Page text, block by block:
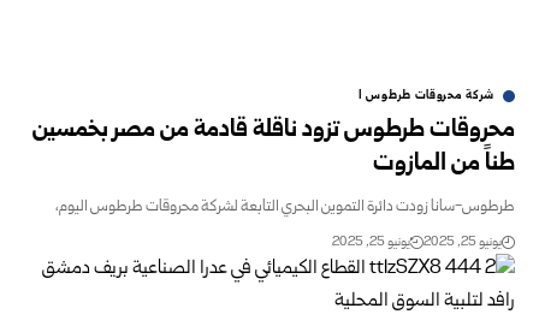
شركة محروقات طرطوس ا
طرطوس تزود ناقلة قادمة من مصر بخمسين
من المازوت
سانا زودت دائرة التموين البحري التابعة لشركة محروقات طرطوس اليوم،
يونيو 25, 2025